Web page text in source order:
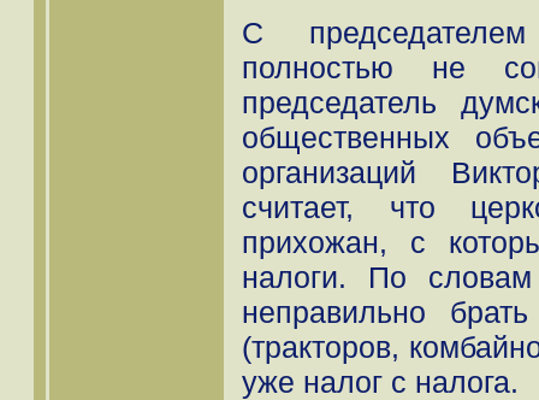
С
полностью не
председатель
общественных
организаций
считает, что
прихожан, с
налоги. По словам
неправильно
(тракторов,
уже налог с налога.